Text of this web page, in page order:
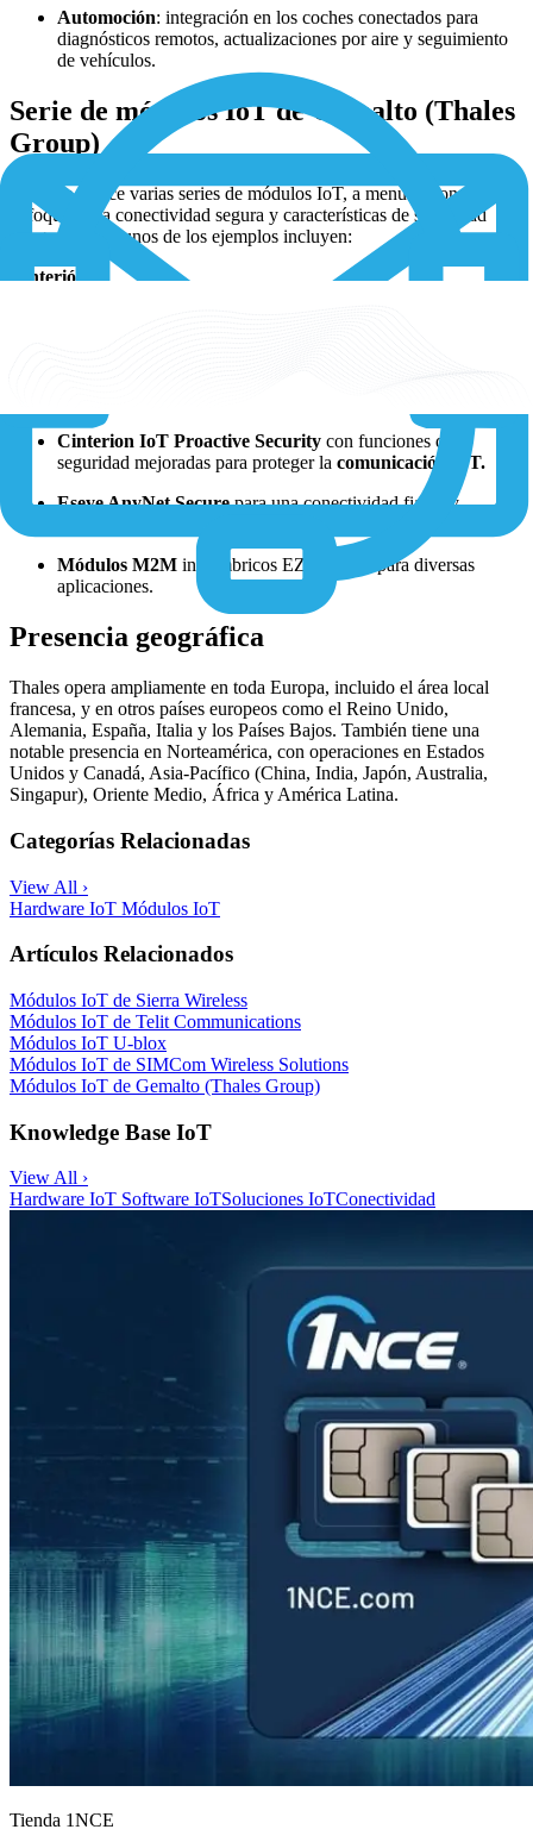
Automoción: integración en los coches conectados para
diagnósticos remotos, actualizaciones por aire y seguimiento
de vehículos.
Serie de módulos IoT de Gemalto (Thales
Group)
Gemalto ofrece varias series de módulos IoT, a menudo con un
enfoque en la conectividad segura y características de seguridad
integradas. Algunos de los ejemplos incluyen:
Cinterión:
Cinterion PLS (Plug-and-Play Long-Life Solution)
Cinterion IoT Proactive Security con funciones de
seguridad mejoradas para proteger la comunicación IoT.
Eseye AnyNet Securepara una conectividad fiable y
Módulos M2M inalámbricos EZ10 EZ10 para diversas
aplicaciones.
Presencia geográfica
Thales opera ampliamente en toda Europa, incluido el área local
francesa, y en otros países europeos como el Reino Unido,
Alemania, España, Italia y los Países Bajos. También tiene una
notable presencia en Norteamérica, con operaciones en Estados
Unidos y Canadá, Asia-Pacífico (China, India, Japón, Australia,
Singapur), Oriente Medio, África y América Latina.
Categorías Relacionadas
View All ›
Hardware IoT Módulos IoT
Artículos Relacionados
Módulos IoT de Sierra Wireless
Módulos IoT de Telit Communications
Módulos IoT U-blox
Módulos IoT de SIMCom Wireless Solutions
Módulos IoT de Gemalto (Thales Group)
Knowledge Base IoT
View All ›
Hardware IoT Software IoTSoluciones IoTConectividad
Tienda 1NCE